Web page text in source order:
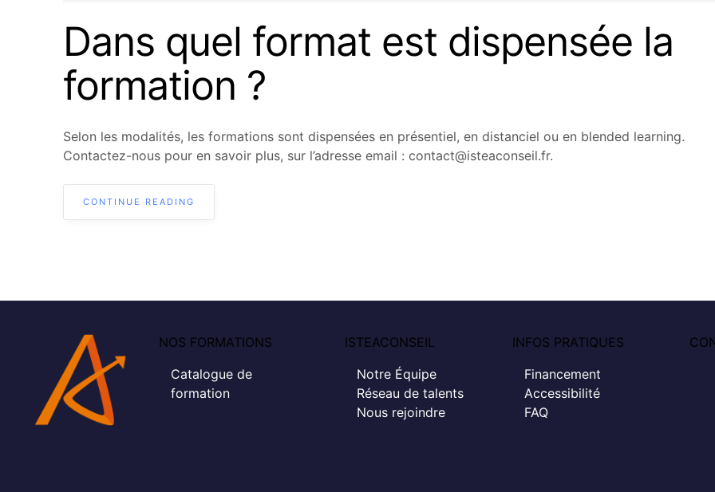
Dans quel format est dispensée la
formation ?
Selon les modalités, les formations sont dispensées en présentiel, en distanciel ou en blended learning.
Contactez-nous pour en savoir plus, sur l’adresse email : contact@isteaconseil.fr.
CONTINUE READING
NOS FORMATIONS
Catalogue de
formation
ISTEACONSEIL
Notre Équipe
Réseau de talents
Nous rejoindre
INFOS PRATIQUES
Financement
Accessibilité
FAQ